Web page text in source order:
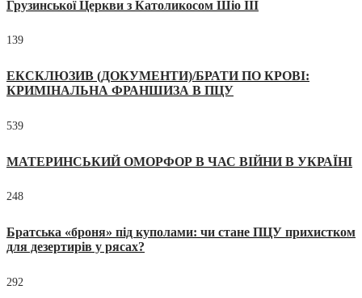
Грузинської Церкви з Католикосом Шіо III
139
ЕКСКЛЮЗИВ (ДОКУМЕНТИ)/БРАТИ ПО КРОВІ:
КРИМІНАЛЬНА ФРАНШИЗА В ПЦУ
539
МАТЕРИНСЬКИЙ ОМОРФОР В ЧАС ВІЙНИ В УКРАЇНІ
248
Братська «броня» під куполами: чи стане ПЦУ прихистком
для дезертирів у рясах?
292